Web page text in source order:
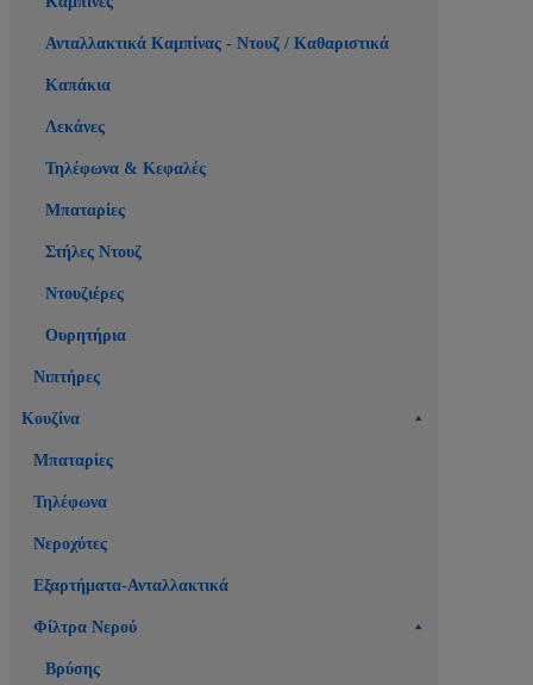
Ανταλλακτικά Καμπίνας - Ντουζ / Καθαριστικά
Καπάκια
Λεκάνες
Τηλέφωνα & Κεφαλές
Μπαταρίες
Στήλες Ντουζ
Ντουζιέρες
Ουρητήρια
Νιπτήρες
Κουζίνα
Μπαταρίες
Τηλέφωνα
Νεροχύτες
Εξαρτήματα-Ανταλλακτικά
Φίλτρα Νερού
Βρύσης